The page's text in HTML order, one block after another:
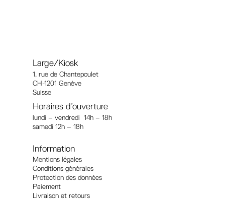
Large/Kiosk
1, rue de Chantepoulet
CH-1201 Genève
Suisse
Horaires d’ouverture
lundi – vendredi 14h – 18h
samedi 12h – 18h
Information
Mentions légales
Conditions générales
Protection des données
Paiement
Livraison et retours